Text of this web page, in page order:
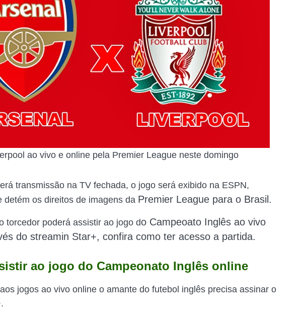
ao vivo e online pela Premier League neste domingo
transmissão na TV fechada, o jogo será exibido na ESPN,
detém os direitos de imagens da Premier League para o Brasil.
torcedor poderá assistir ao jogo do Campeoato Inglês ao vivo
do streamin Star+, confira como ter acesso a partida.
ao jogo do Campeonato Inglês online
jogos ao vivo online o amante do futebol inglês precisa assinar o